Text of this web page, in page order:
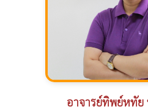
อาจารย์ทิพย์หทัย